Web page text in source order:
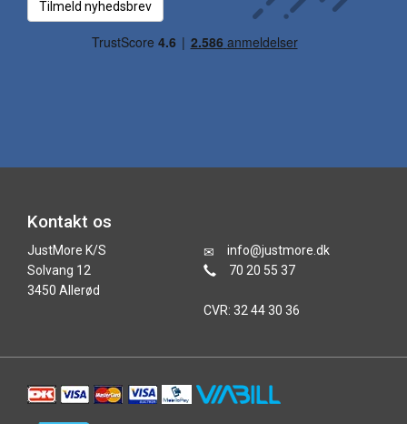
Tilmeld nyhedsbrev
Kontakt os
JustMore K/S
Solvang 12
3450 Allerød
info@justmore.dk
70 20 55 37
CVR: 32 44 30 36